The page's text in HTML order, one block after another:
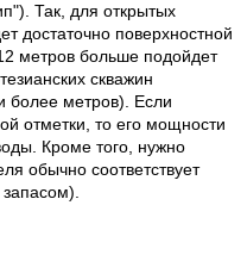
Так, для открытых
достаточно поверхностной
метров больше подойдет
скважин
более метров). Если
отметки, то его мощности
Кроме того, нужно
обычно соответствует